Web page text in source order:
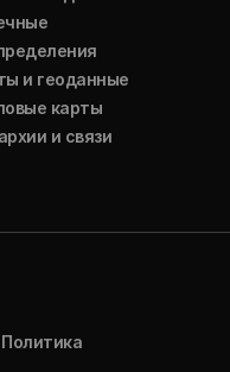
и геоданные
карты
и связи
Политика